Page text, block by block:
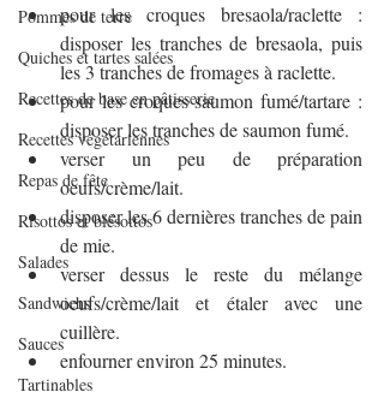
Pommes de terre
Quiches et tartes salées
Recettes de base en pâtisserie
Recettes végétariennes
Repas de fête
Risottos et blésottos
Salades
Sandwichs
Sauces
Tartinables
pour les croques bresaola/raclette :
disposer les tranches de bresaola, puis
les 3 tranches de fromages à raclette.
pour les croques saumon fumé/tartare :
disposer les tranches de saumon fumé.
verser un peu de préparation
oeufs/crème/lait.
disposer les 6 dernières tranches de pain
de mie.
verser dessus le reste du mélange
oeufs/crème/lait et étaler avec une
cuillère.
enfourner environ 25 minutes.